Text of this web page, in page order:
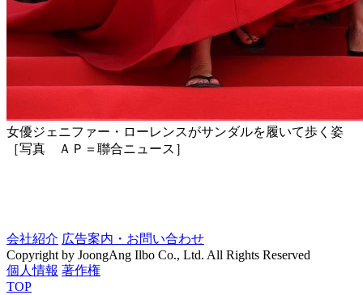
女優ジェニファー・ローレンスがサンダルを履いて歩く姿
［写真 ＡＰ＝聯合ニュース］
会社紹介 広告案内・お問い合わせ
Copyright by JoongAng Ilbo Co., Ltd. All Rights Reserved
個人情報 著作権
TOP